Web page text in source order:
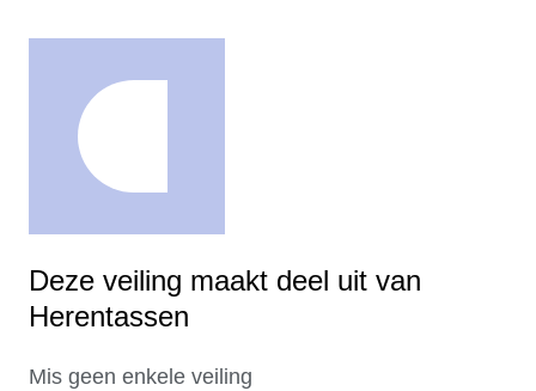
Deze veiling maakt deel uit van
Herentassen
Mis geen enkele veiling